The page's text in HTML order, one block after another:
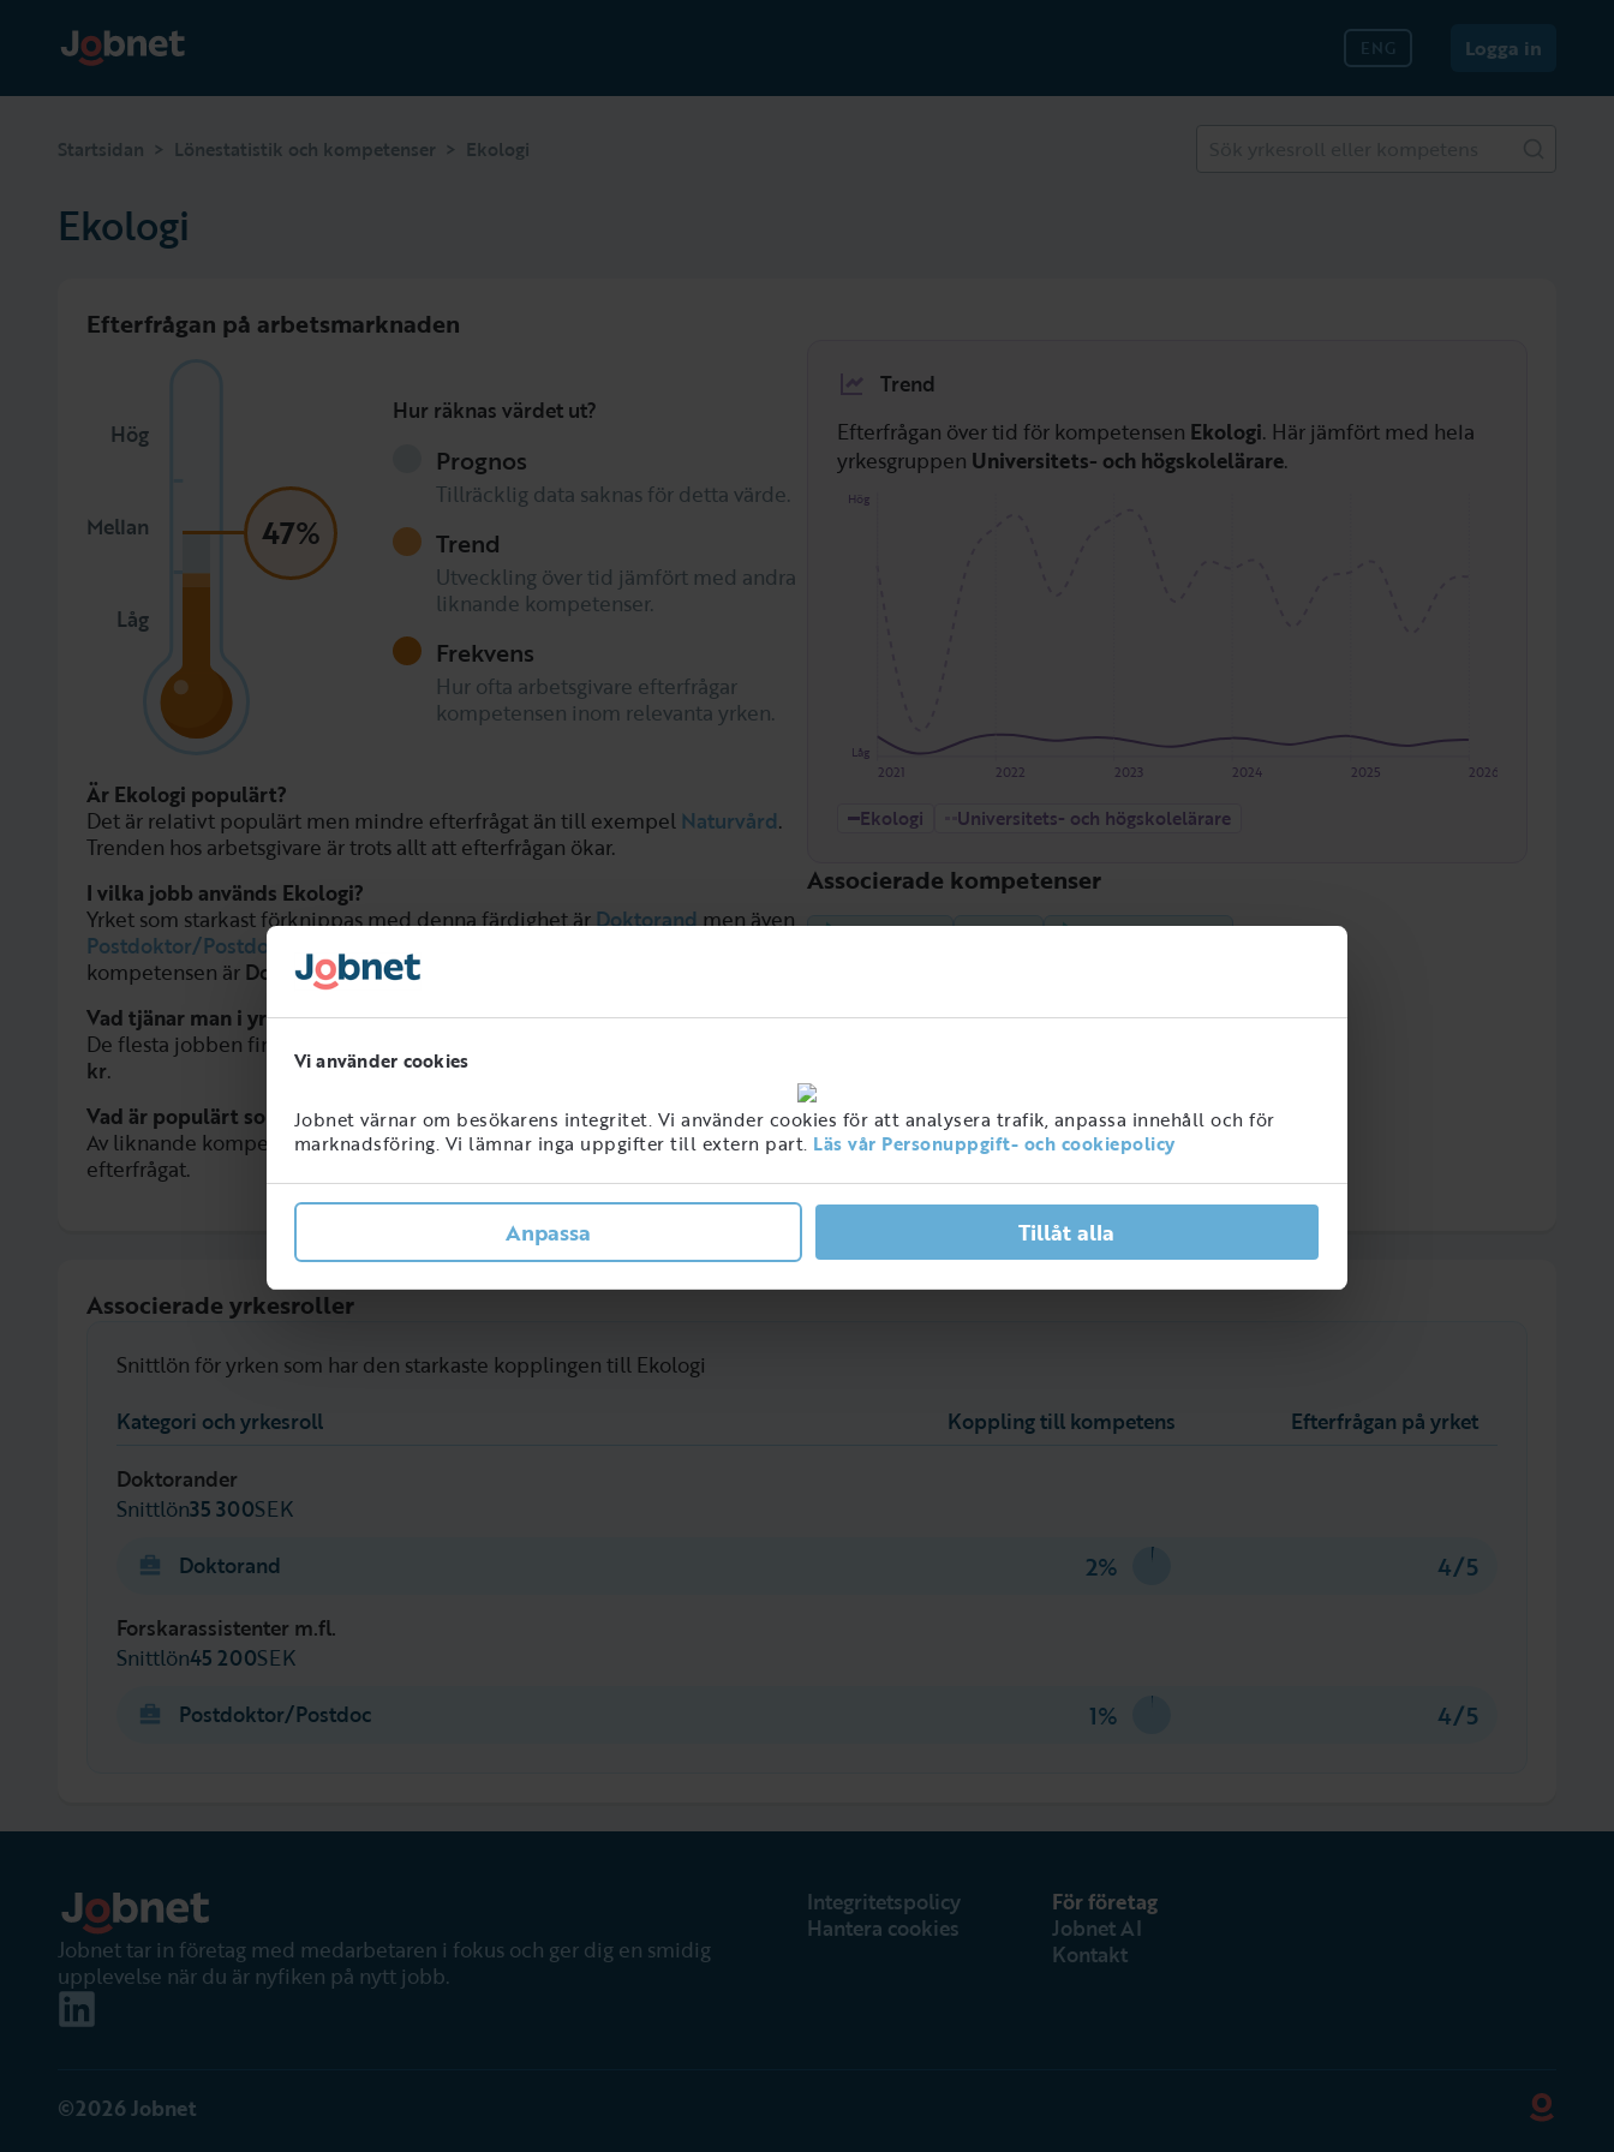
Vi använder cookies
Jobnet värnar om besökarens integritet. Vi använder cookies för att analysera trafik, anpassa innehåll och för
marknadsföring. Vi lämnar inga uppgifter till extern part. Läs vår Personuppgift- och cookiepolicy
Anpassa Tillåt alla
ENG Logga in
Startsidan > Lönestatistik och kompetenser > Ekologi
Ekologi
Efterfrågan på arbetsmarknaden
Hög
Mellan
Låg
47%
Hur räknas värdet ut?
Prognos
Tillräcklig data saknas för detta värde.
Trend
Utveckling över tid jämfört med andra
liknande kompetenser.
Frekvens
Hur ofta arbetsgivare efterfrågar
kompetensen inom relevanta yrken.
Är Ekologi populärt?
Det är relativt populärt men mindre efterfrågat än till exempel Naturvård.
Trenden hos arbetsgivare är trots allt att efterfrågan ökar.
I vilka jobb används Ekologi?
Yrket som starkast förknippas med denna färdighet ärDoktorandmen även
Postdoktor/Postdoc
har en koppling. Den vanligaste yrkesgruppen för
kompetensen är Doktorander.
Vad tjänar man i yrken som använder Ekologi?
De flesta jobben finns i yrkesgruppen Doktorander. Där är snittlönen
kr.
Vad är populärt som liknar Ekologi?
Av liknande kompetenser ärNaturvård, BiologiochMiljövetenskapmest
efterfrågat.
Trend
Efterfrågan över tid för kompetensen Ekologi. Här jämfört med hela
yrkesgruppen Universitets- och högskolelärare.
Hög
Låg
2026
2025
2024
2023
2022
2021
Ekologi Universitets- och högskolelärare
Associerade kompetenser
Naturvård Biologi
Miljövetenskap
Associerade yrkesroller
Snittlön för yrken som har den starkaste kopplingen till Ekologi
Kategori och yrkesroll
Koppling till kompetens
Efterfrågan på yrket
Doktorander
Snittlön35 300SEK
Doktorand
2% 4/5
Forskarassistenter m.fl.
Snittlön45 200SEK
Postdoktor/Postdoc
1% 4/5
Jobnet tar in företag med medarbetaren i fokus och ger dig en smidig
upplevelse när du är nyfiken på nytt jobb.
Integritetspolicy
Hantera cookies
För företag
Jobnet AI
Kontakt
©2026 Jobnet